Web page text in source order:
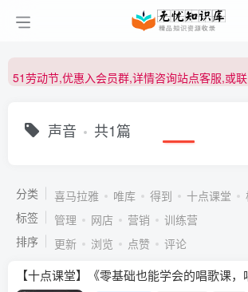
51劳动节,优惠入会员群,详情咨询站点客服,或联
51劳动节,优惠入会员群,详情咨询站点客服,或
声音 共1篇
分类 喜马拉雅 唯库 得到 十点课堂
标签
管理 网店 营销
训练营
排序
更新 浏览 点赞 评论